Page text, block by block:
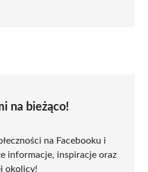
na bieżąco!
na Facebooku i
informacje, inspiracje oraz
okolicy!